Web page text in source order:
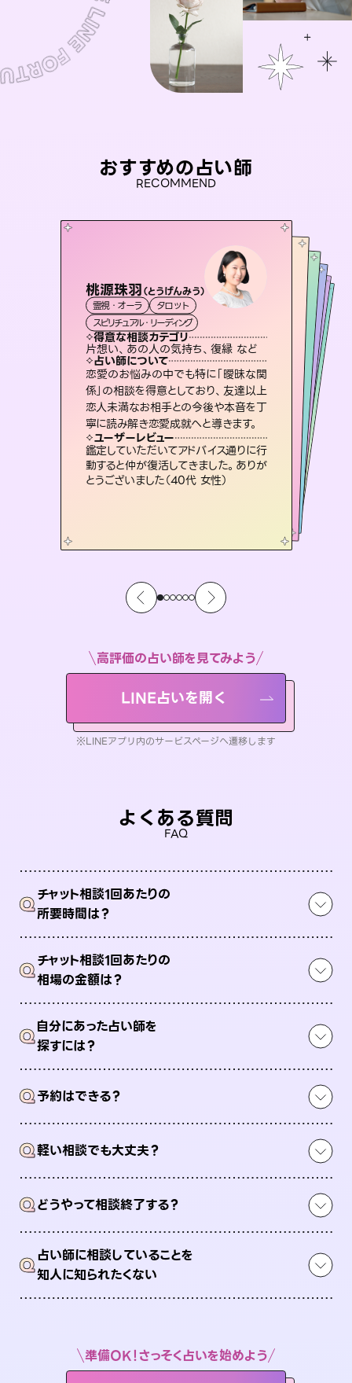
おすすめの占い師
RECOMMEND
桃源珠羽（とうげんみう）
霊視・オーラ
タロット
スピリチュアル・リーディング
得意な相談カテゴリ
片想い、あの人の気持ち、復縁 など
占い師について
恋愛のお悩みの中でも特に「曖昧な関
係」の相談を得意としており、友達以上
恋人未満なお相手との今後や本音を丁
寧に読み解き恋愛成就へと導きます。
ユーザーレビュー
鑑定していただいてアドバイス通りに行
動すると仲が復活してきました。ありが
とうございました（40代 女性）
おう 霊感オラクル
霊視・オーラ
オラクルカード
得意な相談カテゴリ
恋愛総合、あの人の気持ち など
占い師について
霊視×オラクルカードを使って「今」と
「未来」そして「気になるあの人の気持
ち」まで丁寧に読み解き、恋や人生のヒ
ントを優しく引き出します。
ユーザーレビュー
不安な気持ちが嘘みたいに晴れまし
た…！よく視えていらっしゃるんだなと
感じました（40代 女性）
セラピスト理恵
霊視・オーラ
スピリチュアル・リーディング
得意な相談カテゴリ
片想い、二人の未来、年の差 など
占い師について
連絡再開、復縁、成就などの報告実績
多数。セラピストとして2万超の施術経
験があるからこそできる鑑定で、より良
い未来をサポートします。
ユーザーレビュー
とても心温まる鑑定でした。しかもこち
らは何も言っていないのに視えていらっ
しゃるんだなと驚きです（30代女性）
未来視師＊花
霊視・オーラ
スピリチュアル・リーディング
得意な相談カテゴリ
出逢い、片想い、復縁 など
占い師について
未来には何パターンもの選択肢があります。不安で視えにくくなっているあなたの素敵な未来を見つけ、その未来を選択できるようアドバイスします。
ユーザーレビュー
職場の人の性質や人間関係、本心など
本当によく視えていてびっくり。対策が
打てて前向きになれます（40代）
アイリス -iris-
西洋占星術
ルーン
得意な相談カテゴリ
恋愛総合、片想い、二人の未来 など
占い師について
復縁、恋愛、不倫の行方、同性愛や片
思い、仕事関係や借金問題まで知りた
いことや心の負担になっていることを
紐解き、背中をそっと押して導きます。
ユーザーレビュー
安心感のあり、言い切ってくれる所や濁
さない鑑定のおかげで、毎回自分の気
持ちを整えられます（30代 男性）
彗望（すいぼう
霊視・オーラ
スピリチュアル・リーディング
得意な相談カテゴリ
片想い、あの人の気持ち、復縁 など
占い師について
3,700年以上の歴史を持つ東洋最古の
占術「易占」で詳細まで占い、幸せへ向
かう道筋を示します。厳しい結果にも具
体的な対策をお伝えします。
ユーザーレビュー
複雑な背景もしっかり聞いて鑑定して
いただけました。気持ちが楽になりまし
た（50代 女性）
高評価の占い師を見てみよう
LINE占いを開く
※LINEアプリ内のサービスページへ遷移します
よくある質問
FAQ
Qチャット相談1回あたりの
所要時間は？
Qチャット相談1回あたりの
相場の金額は？
Q自分にあった占い師を
探すには？
Q予約はできる？
Q軽い相談でも大丈夫？
Qどうやって相談終了する？
Q占い師に相談していることを
知人に知られたくない
準備OK！さっそく占いを始めよう